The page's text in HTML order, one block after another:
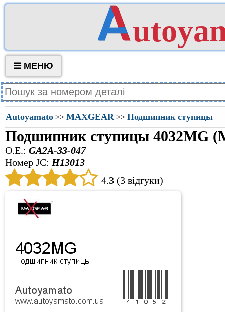
МЕНЮ
Autoyamato >> MAXGEAR >> Подшипник ступицы
Подшипник ступицы 4032MG
O.E.: GA2A-33-047
Номер JC: H13013
4.3 (3 відгуки)